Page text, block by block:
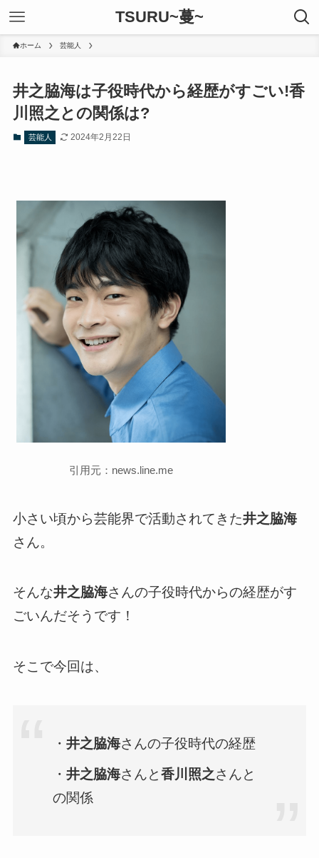
TSURU~蔓~
ホーム 芸能人
井之脇海は子役時代から経歴がすごい!香
川照之との関係は?
芸能人 2024年2月22日
引用元：news.line.me
小さい頃から芸能界で活動されてきた井之脇海
さん。
そんな井之脇海さんの子役時代からの経歴がす
ごいんだそうです！
そこで今回は、
・井之脇海さんの子役時代の経歴
・井之脇海さんと香川照之さんと
の関係